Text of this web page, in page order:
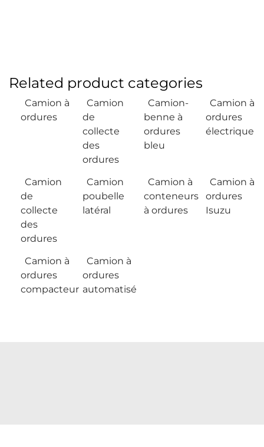
Related product categories
Camion à
ordures
Camion
de
collecte
des
ordures
Camion-
benne à
ordures
bleu
Camion à
ordures
électrique
Camion
de
collecte
des
ordures
Camion
poubelle
latéral
Camion à
conteneurs
à ordures
Camion à
ordures
Isuzu
Camion à
ordures
compacteur
Camion à
ordures
automatisé